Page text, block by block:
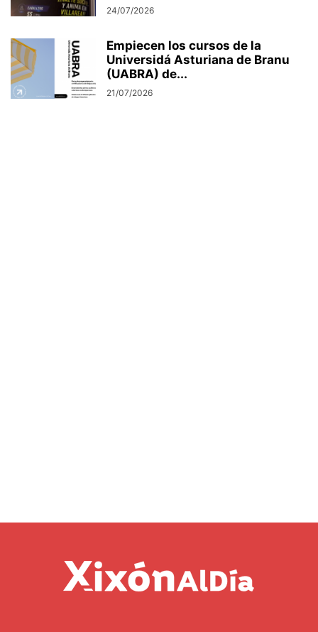
24/07/2026
Empiecen los cursos de la
Universidá Asturiana de Branu
(UABRA) de...
21/07/2026